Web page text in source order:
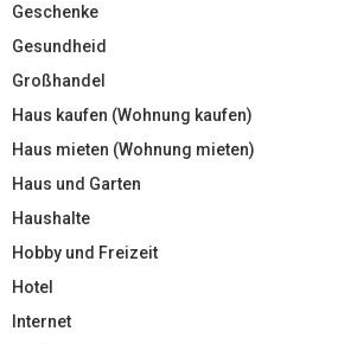
Geschenke
Gesundheid
Großhandel
Haus kaufen (Wohnung kaufen)
Haus mieten (Wohnung mieten)
Haus und Garten
Haushalte
Hobby und Freizeit
Hotel
Internet